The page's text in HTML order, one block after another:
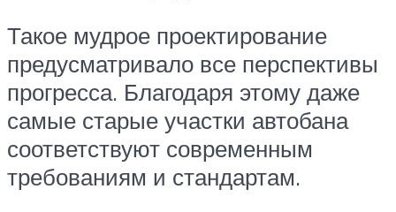
Такое мудрое проектирование
предусматривало все перспективы
прогресса. Благодаря этому даже
самые старые участки автобана
соответствуют современным
требованиям и стандартам.